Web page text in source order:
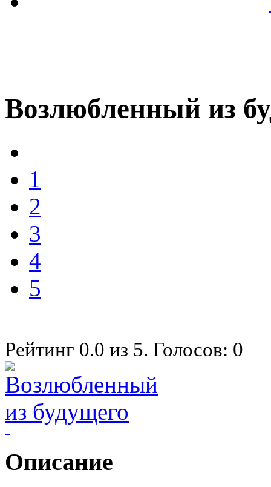
Возлюбленный из
1
2
3
4
5
Рейтинг 0.0 из 5. Голосов: 0
Описание